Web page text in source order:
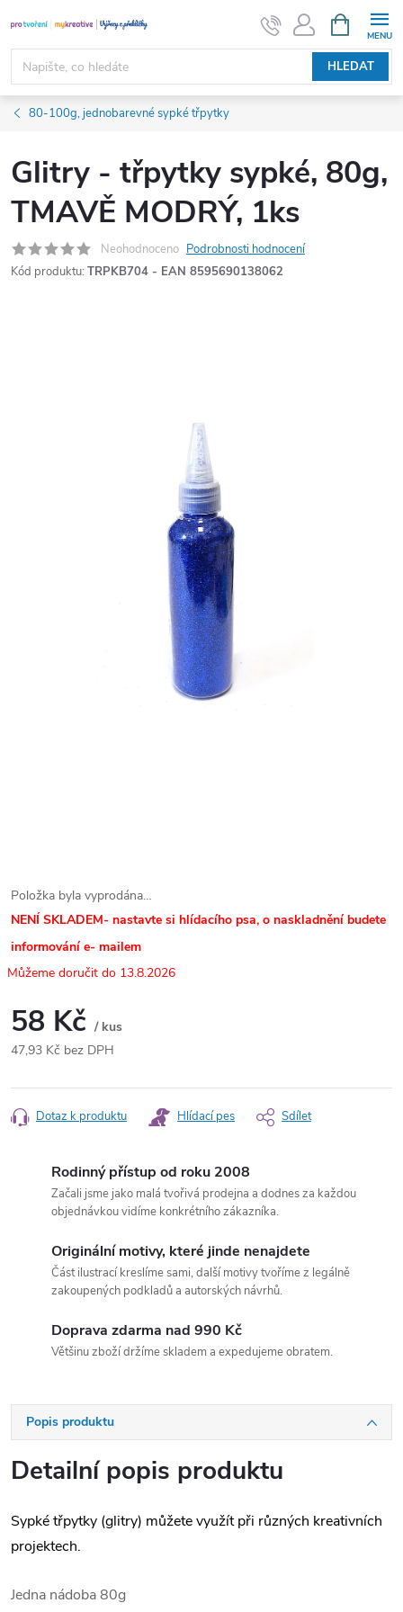
na
obsah
HLEDAT
NÁKUPNÍ
KOŠÍK
80-100g, jednobarevné sypké třpytky
Glitry - třpytky sypké, 80g,
TMAVĚ MODRÝ, 1ks
Neohodnoceno Podrobnosti hodnocení
Kód produktu: TRPKB704 - EAN 8595690138062
Položka byla vyprodána…
NENÍ SKLADEM- nastavte si hlídacího psa, o naskladnění budete
informování e- mailem
13.8.2026
58 Kč / kus
47,93 Kč bez DPH
cena:
Dotaz k produktu Hlídací pes Sdílet
Rodinný přístup od roku 2008
Začali jsme jako malá tvořivá prodejna a dodnes za každou
objednávkou vidíme konkrétního zákazníka.
Originální motivy, které jinde nenajdete
Část ilustrací kreslíme sami, další motivy tvoříme z legálně
zakoupených podkladů a autorských návrhů.
Doprava zdarma nad 990 Kč
Většinu zboží držíme skladem a expedujeme obratem.
Popis produktu
Detailní popis produktu
Sypké třpytky (glitry) můžete využít při různých kreativních
projektech.
Jedna nádoba 80g